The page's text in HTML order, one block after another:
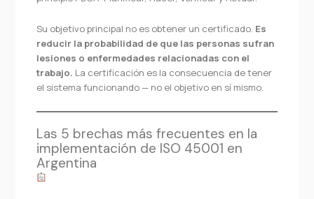
Su objetivo principal no es obtener un certificado. Es
reducir la probabilidad de que las personas sufran
lesiones o enfermedades relacionadas con el
trabajo. La certificación es la consecuencia de tener
el sistema funcionando — no el objetivo en sí mismo.
Las 5 brechas más frecuentes en la
implementación de ISO 45001 en
Argentina